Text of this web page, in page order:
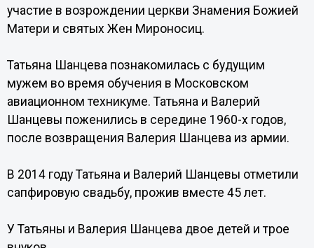
участие в возрождении церкви Знамения Божией
Матери и святых Жен Мироносиц.
Татьяна Шанцева познакомилась с будущим
мужем во время обучения в Московском
авиационном техникуме. Татьяна и Валерий
Шанцевы поженились в середине 1960-х годов,
после возвращения Валерия Шанцева из армии.
В 2014 году Татьяна и Валерий Шанцевы отметили
сапфировую свадьбу, прожив вместе 45 лет.
У Татьяны и Валерия Шанцева двое детей и трое